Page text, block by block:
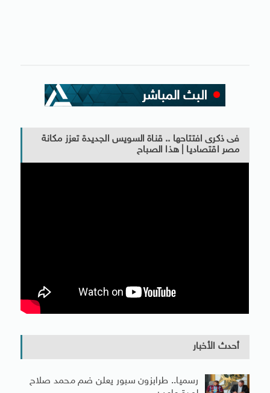
فى ذكرى افتتاحها .. قناة السويس الجديدة تعزز مكانة
مصر اقتصاديا | هذا الصباح
أحدث الأخبار
رسميا.. طرابزون سبور يعلن ضم محمد صلاح